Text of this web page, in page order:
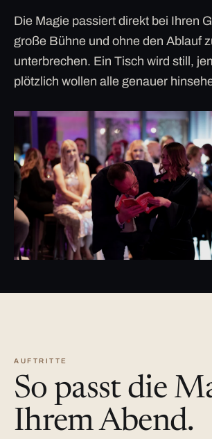
Die Magie passiert direkt bei Ihren
große Bühne und ohne den Ablauf
unterbrechen. Ein Tisch wird still,
plötzlich wollen alle genauer
AUFTRITTE
So passt die
Ihrem Abend.